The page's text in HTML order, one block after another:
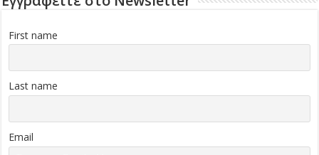
First name
Last name
Email